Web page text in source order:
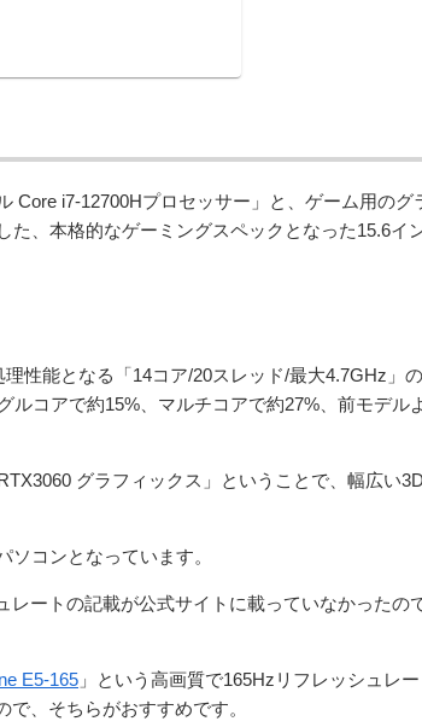
Core i7-12700Hプロセッサー」と、ゲーム用のグ
た、本格的なゲーミングスペックとなった15.6イ
性能となる「14コア/20スレッド/最大4.7GHz」の
コアで約15%、マルチコアで約27%、前モデル
グラフィックス」ということで、幅広い3D
コンとなっています。
ートの記載が公式サイトに載っていなかったの
E5-165 」という高画質で165Hzリフレッシュレー
、そちらがおすすめです。